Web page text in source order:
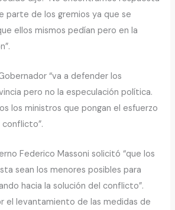
parte de los gremios ya que se
ellos mismos pedían pero en la
“va a defender los
pero no la especulación política.
los ministros que pongan el esfuerzo
Federico Massoni solicitó “que los
sean los menores posibles para
hacia la solución del conflicto”.
el levantamiento de las medidas de